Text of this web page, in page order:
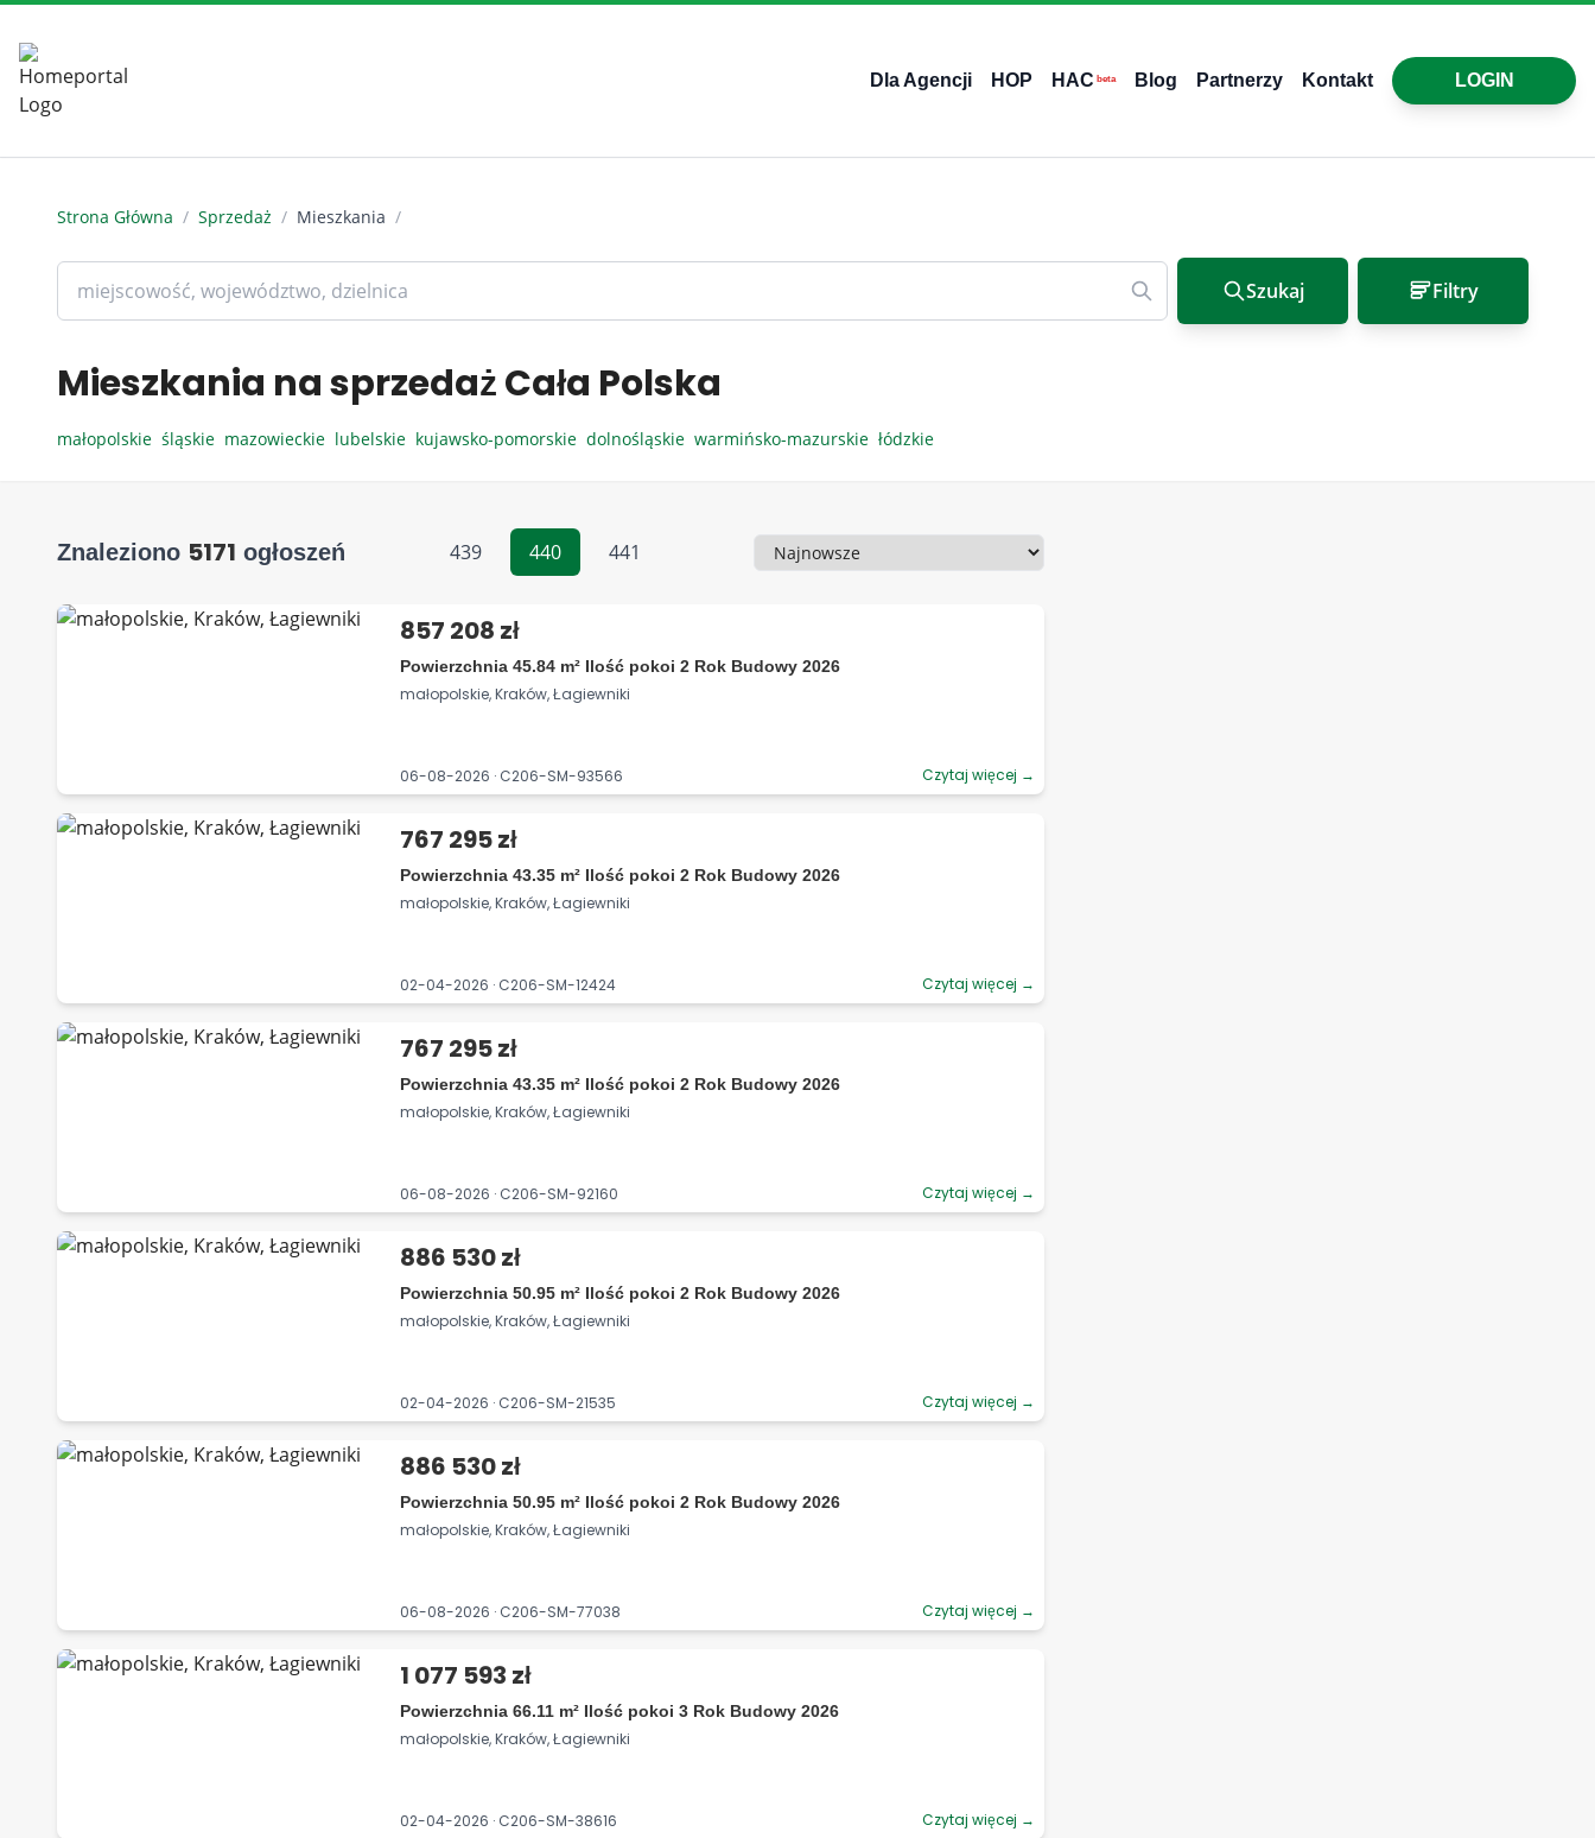
Dla Agencji HOP HAC beta Blog Partnerzy Kontakt LOGIN
Strona Główna / Sprzedaż / Mieszkania /
Szukaj Filtry
Mieszkania na sprzedaż Cała Polska
małopolskie śląskie mazowieckie lubelskie kujawsko-pomorskie dolnośląskie warmińsko-mazurskie łódzkie
Znaleziono 5171 ogłoszeń 439 440 441 Sortowanie
857 208 zł
Powierzchnia 45.84 m² Ilość pokoi 2 Rok Budowy 2026
małopolskie, Kraków, Łagiewniki
06-08-2026 · C206-SM-93566 Czytaj więcej →
767 295 zł
Powierzchnia 43.35 m² Ilość pokoi 2 Rok Budowy 2026
małopolskie, Kraków, Łagiewniki
02-04-2026 · C206-SM-12424 Czytaj więcej →
767 295 zł
Powierzchnia 43.35 m² Ilość pokoi 2 Rok Budowy 2026
małopolskie, Kraków, Łagiewniki
06-08-2026 · C206-SM-92160 Czytaj więcej →
886 530 zł
Powierzchnia 50.95 m² Ilość pokoi 2 Rok Budowy 2026
małopolskie, Kraków, Łagiewniki
02-04-2026 · C206-SM-21535 Czytaj więcej →
886 530 zł
Powierzchnia 50.95 m² Ilość pokoi 2 Rok Budowy 2026
małopolskie, Kraków, Łagiewniki
06-08-2026 · C206-SM-77038 Czytaj więcej →
1 077 593 zł
Powierzchnia 66.11 m² Ilość pokoi 3 Rok Budowy 2026
małopolskie, Kraków, Łagiewniki
02-04-2026 · C206-SM-38616 Czytaj więcej →